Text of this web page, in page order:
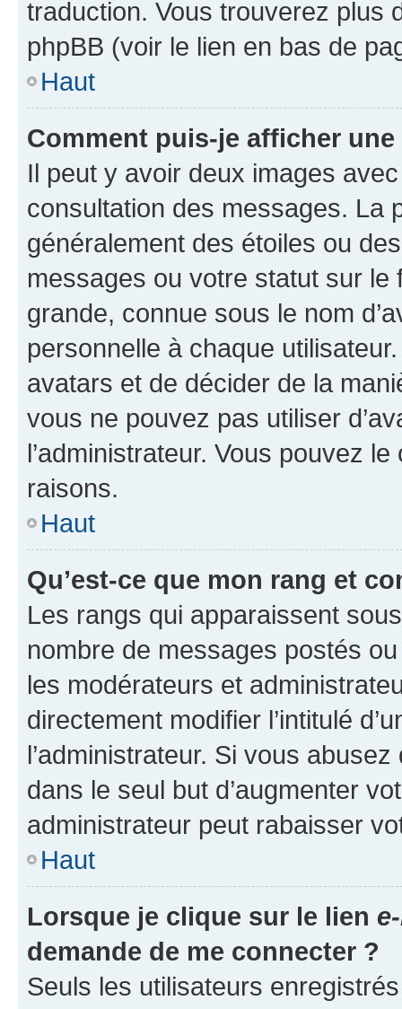
traduction. Vous trouverez plus
phpBB (voir le lien en bas de
Haut
Comment puis-je afficher
Il peut y avoir deux images
consultation des messages. La
généralement des étoiles ou
messages ou votre statut sur
grande, connue sous le nom
personnelle à chaque utilisateur.
avatars et de décider de la
vous ne pouvez pas utiliser
l’administrateur. Vous pouvez
raisons.
Haut
Qu’est-ce que mon rang et
Les rangs qui apparaissent
nombre de messages postés
les modérateurs et
directement modifier l’intitulé
l’administrateur. Si vous
dans le seul but d’augmenter
administrateur peut rabaisser
Haut
Lorsque je clique sur le lien
demande de me connecter ?
Seuls les utilisateurs